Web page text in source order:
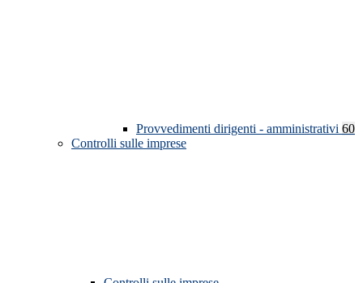
Provvedimenti dirigenti - amministrativi 60
Controlli sulle imprese